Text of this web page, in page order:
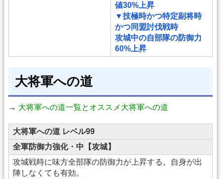
値30%上昇
▼技極時かつ特定副将時
かつ同盟討伐戦時
攻城中の自部隊の防御力
60%上昇
大将軍への道
→ 大将軍への道一覧とオススメ大将軍への道
大将軍への道 レベル99
全軍防御力強化・中【攻城】
攻城戦時に味方全部隊の防御力が上昇する。自身が出
陣しなくても有効。